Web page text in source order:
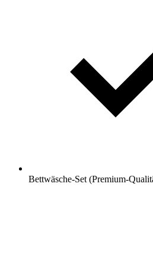
Bettwäsche-Set (Premium-